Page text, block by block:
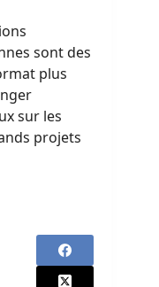
sont des
plus
sur les
projets